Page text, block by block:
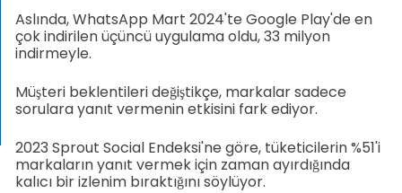
Aslında, WhatsApp Mart 2024'te Google Play'de en
çok indirilen üçüncü uygulama oldu, 33 milyon
indirmeyle.
Müşteri beklentileri değiştikçe, markalar sadece
sorulara yanıt vermenin etkisini fark ediyor.
2023 Sprout Social Endeksi'ne göre, tüketicilerin %51'i
markaların yanıt vermek için zaman ayırdığında
kalıcı bir izlenim bıraktığını söylüyor.